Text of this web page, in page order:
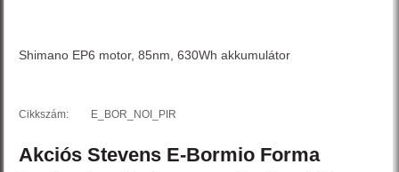
Shimano EP6 motor, 85nm, 630Wh akkumulátor
Cikkszám: E_BOR_NOI_PIR
AkciósStevens E-Bormio Forma